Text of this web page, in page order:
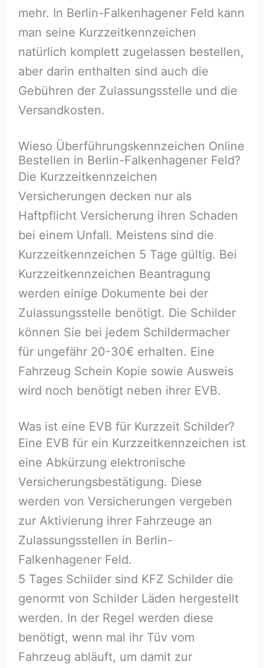
mehr. In Berlin-Falkenhagener Feld kann
man seine Kurzzeitkennzeichen
natürlich komplett zugelassen bestellen,
aber darin enthalten sind auch die
Gebühren der Zulassungsstelle und die
Versandkosten.
Wieso Überführungskennzeichen Online
Bestellen in Berlin-Falkenhagener Feld?
Die Kurzzeitkennzeichen
Versicherungen decken nur als
Haftpflicht Versicherung ihren Schaden
bei einem Unfall. Meistens sind die
Kurzzeitkennzeichen 5 Tage gültig. Bei
Kurzzeitkennzeichen Beantragung
werden einige Dokumente bei der
Zulassungsstelle benötigt. Die Schilder
können Sie bei jedem Schildermacher
für ungefähr 20-30€ erhalten. Eine
Fahrzeug Schein Kopie sowie Ausweis
wird noch benötigt neben ihrer EVB.
Was ist eine EVB für Kurzzeit Schilder?
Eine EVB für ein Kurzzeitkennzeichen ist
eine Abkürzung elektronische
Versicherungsbestätigung. Diese
werden von Versicherungen vergeben
zur Aktivierung ihrer Fahrzeuge an
Zulassungsstellen in Berlin-
Falkenhagener Feld.
5 Tages Schilder sind KFZ Schilder die
genormt von Schilder Läden hergestellt
werden. In der Regel werden diese
benötigt, wenn mal ihr Tüv vom
Fahrzeug abläuft, um damit zur